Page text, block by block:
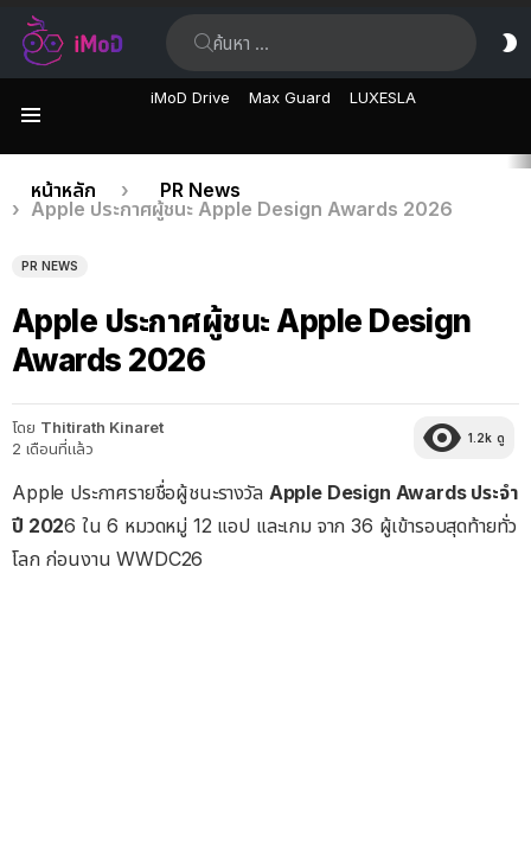
iMoD Drive Max Guard LUXESLA
เรื่อง
ล่าสุด
คุณอยู่ที่นี่:
หน้าหลัก
PR News
Apple ประกาศผู้ชนะ Apple Design Awards 2026
PR NEWS
Apple ประกาศผู้ชนะ Apple Design
Awards 2026
โดย Thitirath Kinaret
2 เดือนที่แล้ว
1.2k ดู
Apple ประกาศรายชื่อผู้ชนะรางวัล Apple Design Awards ประจำ
ปี 2026 ใน 6 หมวดหมู่ 12 แอป และเกม จาก 36 ผู้เข้ารอบสุดท้ายทั่ว
โลก ก่อนงาน WWDC26